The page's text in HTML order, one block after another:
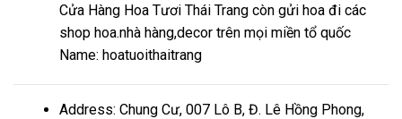
Cửa Hàng Hoa Tươi Thái Trang còn gửi hoa đi các
shop hoa.nhà hàng,decor trên mọi miền tổ quốc
Name: hoatuoithaitrang
Address: Chung Cư, 007 Lô B, Đ. Lê Hồng Phong,